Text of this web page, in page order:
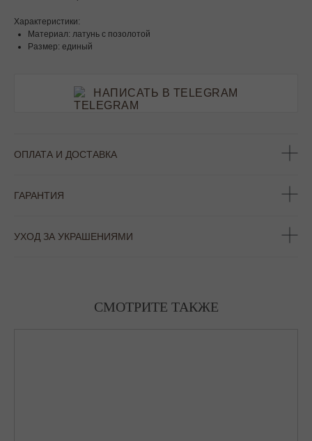
Характеристики:
Материал: латунь с позолотой
Размер: единый
НАПИСАТЬ В TELEGRAM
ОПЛАТА И ДОСТАВКА
ГАРАНТИЯ
УХОД ЗА УКРАШЕНИЯМИ
СМОТРИТЕ ТАКЖЕ